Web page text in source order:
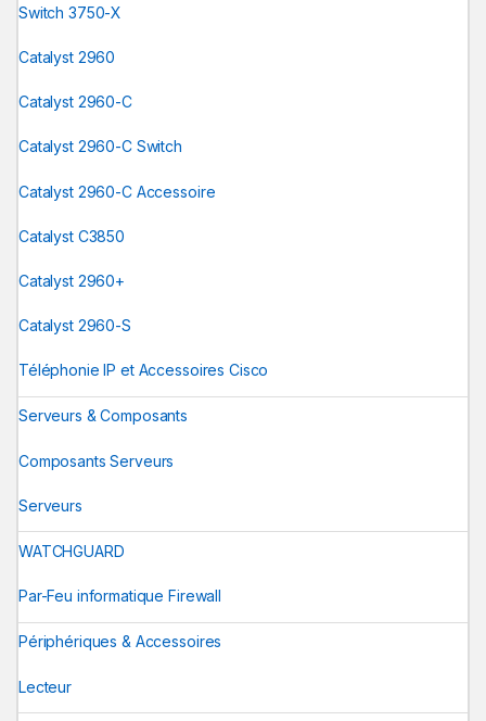
Switch 3750-X
Catalyst 2960
Catalyst 2960-C
Catalyst 2960-C Switch
Catalyst 2960-C Accessoire
Catalyst C3850
Catalyst 2960+
Catalyst 2960-S
Téléphonie IP et Accessoires Cisco
Serveurs & Composants
Composants Serveurs
Serveurs
WATCHGUARD
Par-Feu informatique Firewall
Périphériques & Accessoires
Lecteur